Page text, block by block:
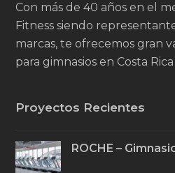
Con más de 40 años en el
Fitness siendo
marcas, te ofrecemos gran
para gimnasios en Costa
Proyectos Recientes
ROCHE –